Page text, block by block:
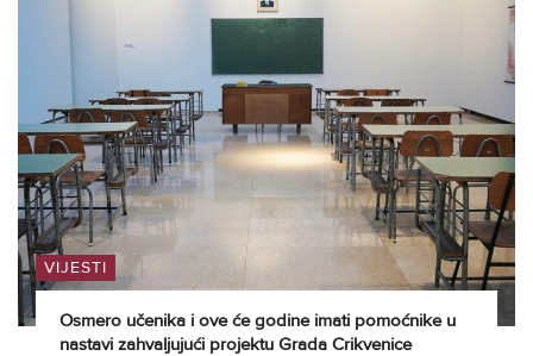
VIJESTI
Osmero učenika i ove će godine imati pomoćnike u
nastavi zahvaljujući projektu Grada Crikvenice